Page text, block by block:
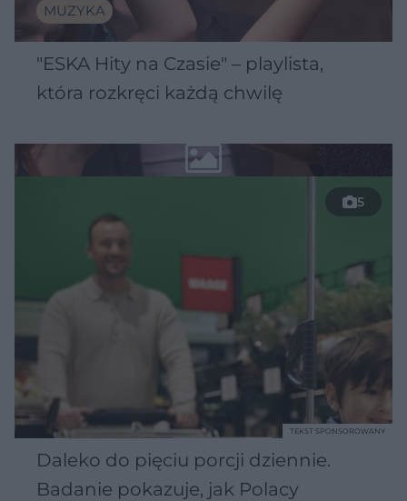
MUZYKA
"ESKA Hity na Czasie" – playlista,
która rozkręci każdą chwilę
5
Daleko do pięciu porcji dziennie.
Badanie pokazuje, jak Polacy
TEKST SPONSOROWANY